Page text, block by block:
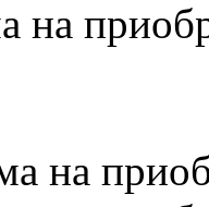
на